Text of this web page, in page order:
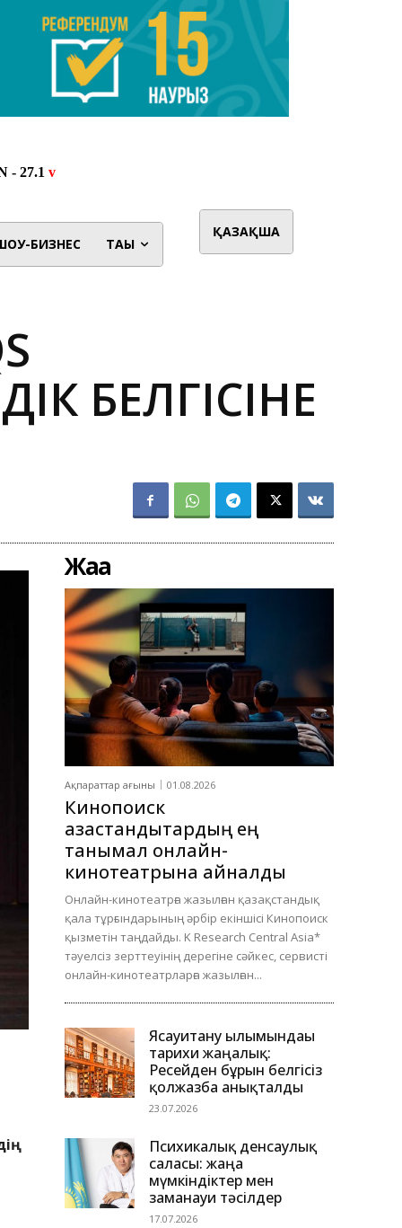
БИЗНЕС ТАҒЫ
ҚАЗАҚША
БЕЛГІСІНЕ
Жаңа
Ақпараттар ағыны 01.08.2026
Кинопоиск
қазақстандықтардың ең
танымал онлайн-
кинотеатрына айналды
Онлайн-кинотеатрға жазылған қазақстандық
қала тұрғындарының әрбір екіншісі Кинопоиск
қызметін таңдайды. K Research Central Asia*
тәуелсіз зерттеуінің дерегіне сәйкес, сервисті
онлайн-кинотеатрларға жазылған...
Ясауитану ғылымындағы
тарихи жаңалық:
Ресейден бұрын белгісіз
қолжазба анықталды
23.07.2026
Психикалық денсаулық
саласы: жаңа
мүмкіндіктер мен
заманауи тәсілдер
17.07.2026